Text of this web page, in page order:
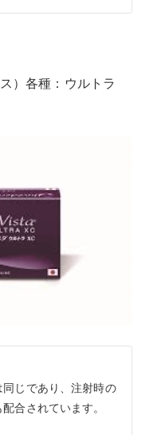
）各種：ウルトラ
じであり、注射時の
合されています。